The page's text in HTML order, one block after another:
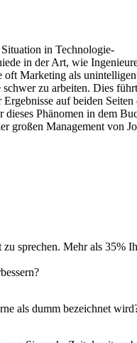
in Technologie-
in der Art, wie
oft Marketing als
zu arbeiten. Dies
auf beiden Seiten
dieses Phänomen in dem
großen Management von
sprechen. Mehr als 35%
als dumm bezeichnet